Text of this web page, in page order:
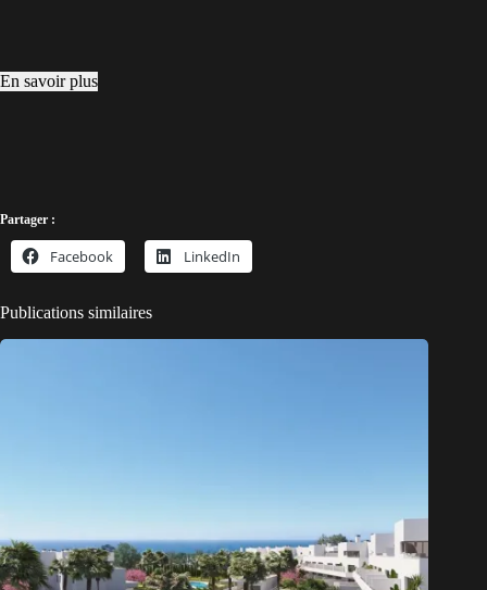
En savoir plus
Partager :
Facebook LinkedIn
Publications similaires